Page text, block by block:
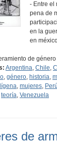
- Entre el
pena de
en la
en
de
Argentina, Chile,
, género, historia,
, mujeres, Perú
teoría, Venezuela
de